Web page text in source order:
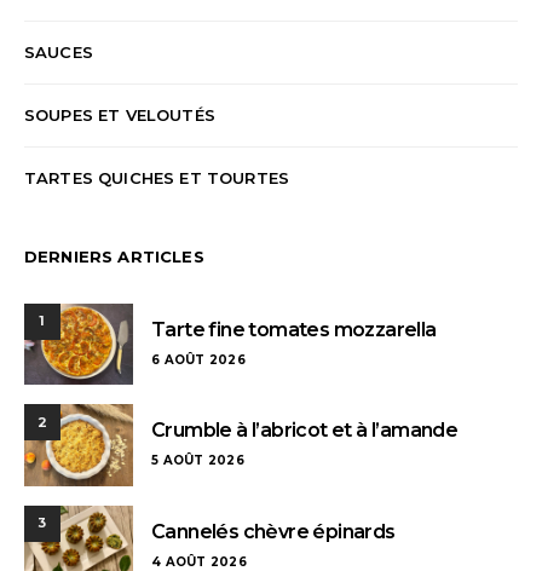
SAUCES
SOUPES ET VELOUTÉS
TARTES QUICHES ET TOURTES
DERNIERS ARTICLES
1 Tarte fine tomates mozzarella
6 AOÛT 2026
2 Crumble à l’abricot et à l’amande
5 AOÛT 2026
3 Cannelés chèvre épinards
4 AOÛT 2026